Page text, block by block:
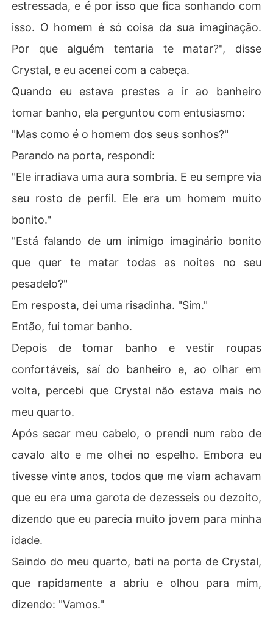
estressada, e é por isso que fica sonhando com
isso. O homem é só coisa da sua imaginação.
Por que alguém tentaria te matar?", disse
Crystal, e eu acenei com a cabeça.
Quando eu estava prestes a ir ao banheiro
tomar banho, ela perguntou com entusiasmo:
"Mas como é o homem dos seus sonhos?"
Parando na porta, respondi:
"Ele irradiava uma aura sombria. E eu sempre via
seu rosto de perfil. Ele era um homem muito
bonito."
"Está falando de um inimigo imaginário bonito
que quer te matar todas as noites no seu
pesadelo?"
Em resposta, dei uma risadinha. "Sim."
Então, fui tomar banho.
Depois de tomar banho e vestir roupas
confortáveis, saí do banheiro e, ao olhar em
volta, percebi que Crystal não estava mais no
meu quarto.
Após secar meu cabelo, o prendi num rabo de
cavalo alto e me olhei no espelho. Embora eu
tivesse vinte anos, todos que me viam achavam
que eu era uma garota de dezesseis ou dezoito,
dizendo que eu parecia muito jovem para minha
idade.
Saindo do meu quarto, bati na porta de Crystal,
que rapidamente a abriu e olhou para mim,
dizendo: "Vamos."